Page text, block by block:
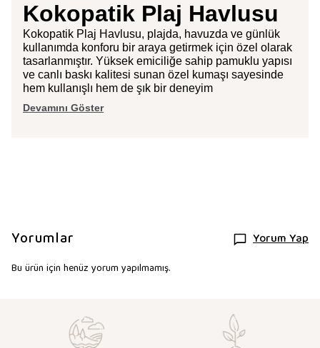
Kokopatik Plaj Havlusu
Kokopatik Plaj Havlusu, plajda, havuzda ve günlük
kullanımda konforu bir araya getirmek için özel olarak
tasarlanmıştır. Yüksek emiciliğe sahip pamuklu yapısı
ve canlı baskı kalitesi sunan özel kumaşı sayesinde
hem kullanışlı hem de şık bir deneyim
Devamını Göster
Yorumlar Yorum Yap
Bu ürün için henüz yorum yapılmamış.